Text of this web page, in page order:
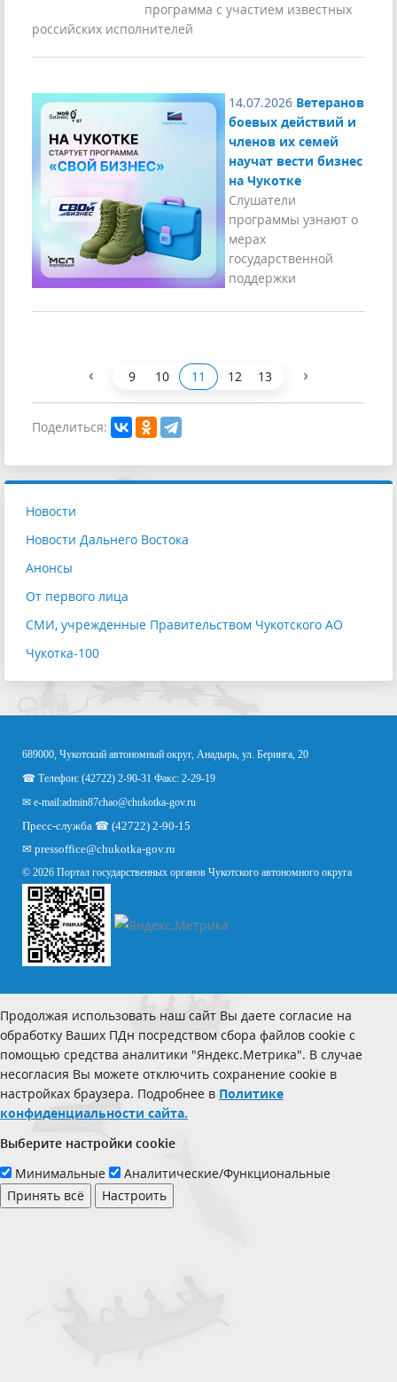
программа с участием известных
российских исполнителей
14.07.2026 Ветеранов
боевых действий и
членов их семей
научат вести бизнес
на Чукотке
Слушатели
программы узнают о
мерах
государственной
поддержки
‹ 9 10 11 12 13 ›
Поделиться:
Новости
Новости Дальнего Востока
Анонсы
От первого лица
СМИ, учрежденные Правительством Чукотского АО
Чукотка-100
689000, Чукотский автономный округ, Анадырь, ул. Беринга, 20
☎ Телефон: (42722) 2-90-31 Факс: 2-29-19
✉ e-mail:admin87chao@chukotka-gov.ru
Пресс-служба ☎ (42722) 2-90-15
✉ pressoffice@chukotka-gov.ru
© 2026 Портал государственных органов Чукотского автономного округа
Продолжая использовать наш сайт Вы даете согласие на
обработку Ваших ПДн посредством сбора файлов cookie с
помощью средства аналитики "Яндекс.Метрика". В случае
несогласия Вы можете отключить сохранение cookie в
настройках браузера. Подробнее в Политике
конфиденциальности сайта.
Выберите настройки cookie
Минимальные
Аналитические/Функциональные
Принять всё
Настроить